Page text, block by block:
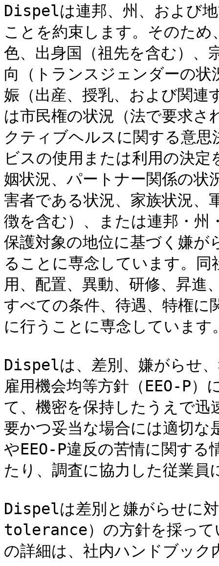
Dispelは連邦、州、および
ことを約束します。そのため
色、出身国（祖先を含む）、
向（トランスジェンダーの
娠（出産、授乳、および関連
は市民権の状況（法で要求さ
クティブヘルスに関する意思
ビスの使用または利用の決
姻状況、パートナー関係の状
害者である状況、家族状況、
徴を含む）、または連邦・州
保護対象の地位に基づく嫌が
ることに専念しています。
用、配置、異動、研修、昇進
すべての条件、待遇、特権に
に行うことに専念しています
Dispelは、差別、嫌がらせ
雇用機会均等方針（EEO-P
て、機密を保持したうえで迅
要かつ妥当な場合には適切な
やEEO-P違反の苦情に関する
たり、調査に協力した従業員
Dispelは差別と嫌がらせに
tolerance）の方針を採って
の詳細は、社内ハンドブック